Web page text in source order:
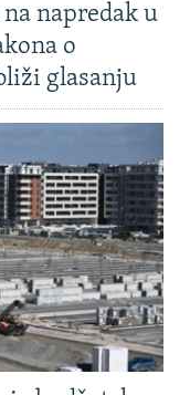
napredak u
o
glasanju